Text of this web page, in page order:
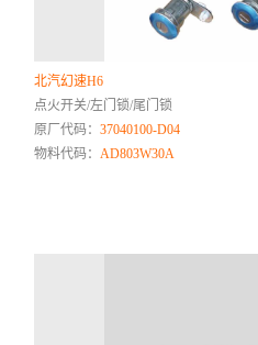
北汽幻速H6
点火开关/左门锁/尾门锁
原厂代码：37040100-D04
物料代码：AD803W30A